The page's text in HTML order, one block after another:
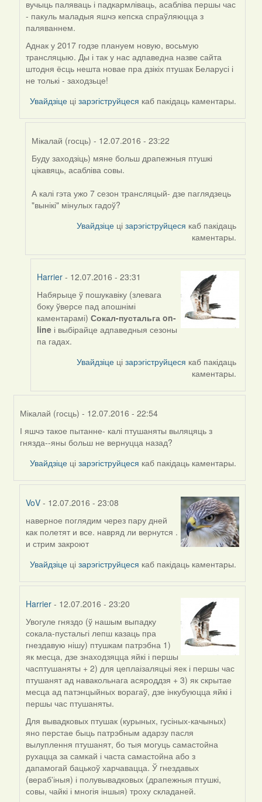
вучыць паляваць і падкармліваць, асабліва першы час
- пакуль маладыя яшчэ кепска спраўляюцца з
паляваннем.
Аднак у 2017 годзе плануем новую, восьмую
трансляцыю. Ды і так у нас адпаведна назве сайта
штодня ёсць нешта новае пра дзікіх птушак Беларусі і
не толькі - заходзьце!
Увайдзіце цізарэгіструйцеся каб пакідаць каментары.
Мікалай (госць) - 12.07.2016 - 23:22
In
reply
by
Harrier
Буду заходзіць) мяне больш драпежныя птушкі
цікавяць, асабліва совы.
А калі гэта ужо 7 сезон трансляцый- дзе паглядзець
"вынікі" мінулых гадоў?
Увайдзіце цізарэгіструйцеся каб пакідаць
каментары.
Harrier - 12.07.2016 - 23:31
In
reply
to
by
Мікалай
Набярыце ў пошукавіку (злевага
боку ўверсе пад апошнімі
каментарамі)Сокал-пустальга on-
line і выбірайце адпаведныя сезоны
па гадах.
Увайдзіце цізарэгіструйцеся каб пакідаць
каментары.
Мікалай (госць) - 12.07.2016 - 22:54
In
reply
Harrier
І яшчэ такое пытанне- калі птушаняты выляцяць з
гнязда--яны больш не вернуцца назад?
Увайдзіце цізарэгіструйцеся каб пакідаць каментары.
VoV - 12.07.2016 - 23:08
In
reply
to
by
Мікалай
(госць)
наверное поглядим через пару дней
как полетят и все. навряд ли вернутся .
и стрим закроют
Увайдзіце цізарэгіструйцеся каб пакідаць каментары.
Harrier - 12.07.2016 - 23:20
In
reply
to
by
Мікалай
(госць)
Увогуле гняздо (ў нашым выпадку
сокала-пустальгі лепш казаць пра
гнездавую нішу) птушкам патрэбна 1)
як месца, дзе знаходзяцца яйкі і першы
часптушаняты + 2) для цеплаізаляцыі яек і першы час
птушанят ад навакольнага асяроддзя + 3) як скрытае
месца ад патэнцыйных ворагаў, дзе інкубуюцца яйкі і
першы час птушаняты.
Для вывадковых птушак (курыных, гусіных-качыных)
яно перстае быць патрэбным адарзу пасля
вылуплення птушанят, бо тыя могуць самастойна
рухацца за самкай і часта самастойна або з
дапамогай бацькоў харчавацца. Ў гнездавых
(вераб'іныя) і полувывадковых (драпежныя птушкі,
совы, чайкі і многія іншыя) троху складаней.